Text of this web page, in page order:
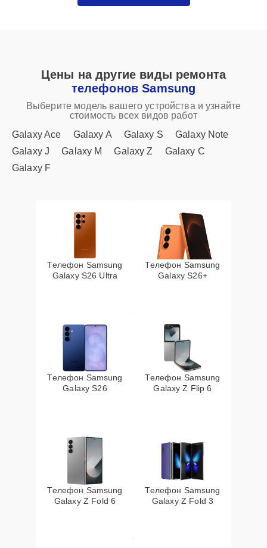
Цены на другие виды ремонта
телефонов Samsung
Выберите модель вашего устройства и узнайте
стоимость всех видов работ
Galaxy Ace
Galaxy A Galaxy S
Galaxy Note
Galaxy J
Galaxy M Galaxy Z
Galaxy C
Galaxy F
Телефон Samsung
Galaxy S26 Ultra
Телефон Samsung
Galaxy S26+
Телефон Samsung
Galaxy S26
Телефон Samsung
Galaxy Z Flip 6
Телефон Samsung
Galaxy Z Fold 6
Телефон Samsung
Galaxy Z Fold 3